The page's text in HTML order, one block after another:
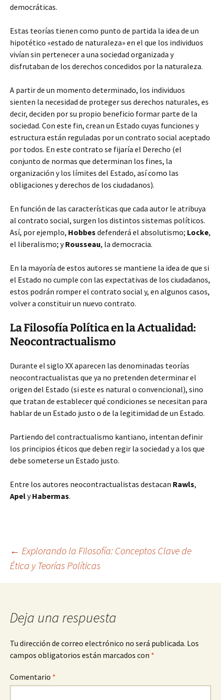
democráticas.
Estas teorías tienen como punto de partida la idea de un
hipotético «estado de naturaleza» en el que los individuos
vivían sin pertenecer a una sociedad organizada y
disfrutaban de los derechos concedidos por la naturaleza.
A partir de un momento determinado, los individuos
sienten la necesidad de proteger sus derechos naturales, es
decir, deciden por su propio beneficio formar parte de la
sociedad. Con este fin, crean un Estado cuyas funciones y
estructura están reguladas por un contrato social aceptado
por todos. En este contrato se fijaría el Derecho (el
conjunto de normas que determinan los fines, la
organización y los límites del Estado, así como las
obligaciones y derechos de los ciudadanos).
En función de las características que cada autor le atribuya
al contrato social, surgen los distintos sistemas políticos.
Así, por ejemplo, Hobbes defenderá el absolutismo; Locke,
el liberalismo; yRousseau, la democracia.
En la mayoría de estos autores se mantiene la idea de que si
el Estado no cumple con las expectativas de los ciudadanos,
estos podrán romper el contrato social y, en algunos casos,
volver a constituir un nuevo contrato.
La Filosofía Política en la Actualidad:
Neocontractualismo
Durante el siglo XX aparecen las denominadas teorías
neocontractualistas que ya no pretenden determinar el
origen del Estado (si este es natural o convencional), sino
que tratan de establecer qué condiciones se necesitan para
hablar de un Estado justo o de la legitimidad de un Estado.
Partiendo del contractualismo kantiano, intentan definir
los principios éticos que deben regir la sociedad y a los que
debe someterse un Estado justo.
Entre los autores neocontractualistas destacan Rawls,
ApelyHabermas.
Navegación
de
entradas
← Explorando la Filosofía: Conceptos Clave de
Ética y Teorías Políticas
Deja una respuesta
Tu dirección de correo electrónico no será publicada. Los
campos obligatorios están marcados con *
Comentario *